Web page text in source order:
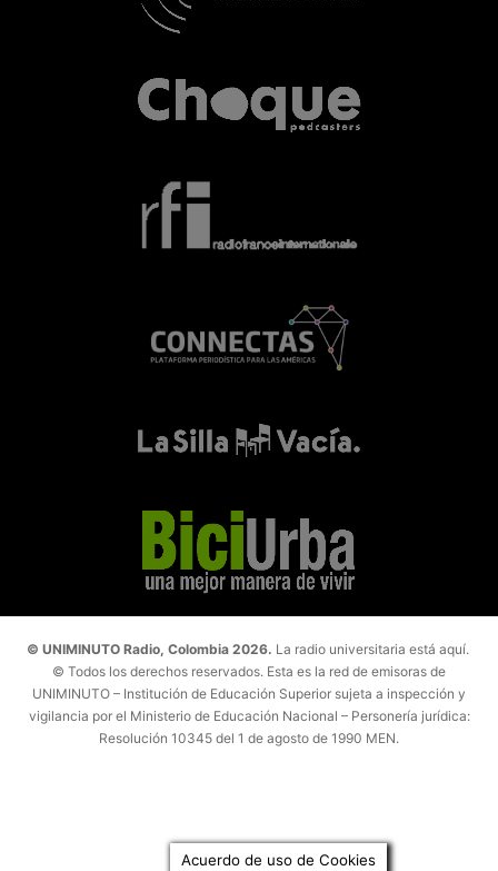
© UNIMINUTO Radio, Colombia 2026. La radio universitaria está aquí.
© Todos los derechos reservados. Esta es la red de emisoras de
UNIMINUTO – Institución de Educación Superior sujeta a inspección y
vigilancia por el Ministerio de Educación Nacional – Personería jurídica:
Resolución 10345 del 1 de agosto de 1990 MEN.
Acuerdo de uso de Cookies